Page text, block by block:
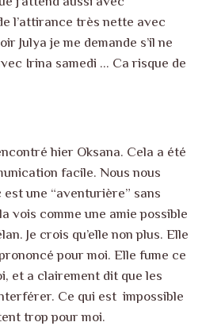
l’attirance très nette avec
Julya je me demande s’il ne
Irina samedi … Ca risque de
hier Oksana. Cela a été
facile. Nous nous
une “aventurière” sans
vois comme une amie possible
Je crois qu’elle non plus. Elle
pour moi. Elle fume ce
et a clairement dit que les
Ce qui est impossible
trop pour moi.